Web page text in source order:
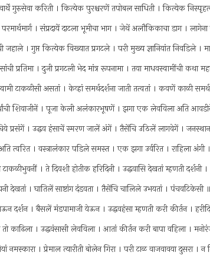
गुरुसेवा करिती । कित्येक पुरश्चरणें तपोबल साधिती । कित्येक
। संप्रदायें दाटला भूमीचा भाग । जेथें अलौकिकाचा डाग ।
जहाले । गुप्त कित्येक विख्यात प्रगटले । परी मुख्य ज्ञानियांत निवडिले ।
प्रतिमा । दुजी प्रगटली भेद मांत्र रूपनामा । तया माधवस्वामींची कथा
टाकळीसी असतां । केव्हां समर्थदर्शना जाती तत्वतां । कवणें काळी
शिवाजीनें । पूजा केली अलंकारभूषणें । झगा एक लेवविला अति आवडीनें
प्रसंगें । उद्धव हंसाचें स्मरण जालें अंगें । तैसेंचि उठिलें लागवेगें ।
अति त्वरित । वस्त्रालंकार पडिले समस्त । एक झगा उर्वरित । राहिला अंगी
। ते दिवशी होतीक हरिदिनी । उद्धवासि देखतां म्हणती दर्शनी
देखतां । घातिलें साष्टांग दंडवता । तैसेंचि चालिले उभयतां । पंचवटिकेसी
दर्शन । बैसलें मंडपामाजी येऊन । उद्धवहंसा म्हणती करी कीर्तन ।
तो काढिला । उद्धवंसासी लेवविला । आतां कीर्तन करी बापा वहिला ।
नमस्कारा । प्रेमाल त्यारीती बोलेन गिरा । परी टाळ वाजवावया दुसरा ।